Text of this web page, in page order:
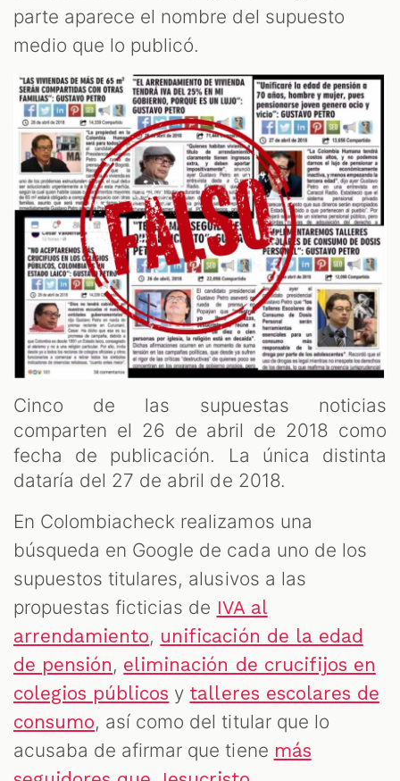
parte aparece el nombre del supuesto
medio que lo publicó.
Cinco de las supuestas noticias
comparten el 26 de abril de 2018 como
fecha de publicación. La única distinta
dataría del 27 de abril de 2018.
En Colombiacheck realizamos una
búsqueda en Google de cada uno de los
supuestos titulares, alusivos a las
propuestas ficticias de IVA al
arrendamiento, unificación de la edad
de pensión, eliminación de crucifijos en
colegios públicos y talleres escolares de
consumo, así como del titular que lo
acusaba de afirmar que tiene más